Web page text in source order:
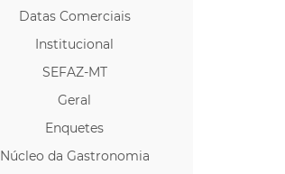
Datas Comerciais
Institucional
SEFAZ-MT
Geral
Enquetes
Núcleo da Gastronomia